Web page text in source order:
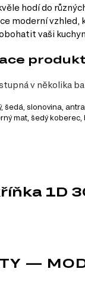
hodí do
moderní
vaši
v několika
šedá, slonovina,
mat, šedý
a MDF, skříňka
úprava
se skládá z
1D
—